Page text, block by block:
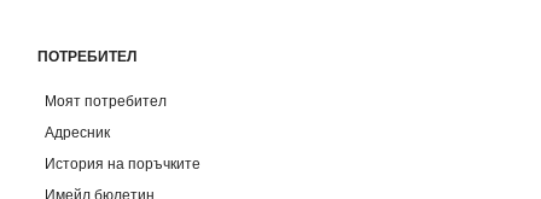
ПОТРЕБИТЕЛ
Моят потребител
Адресник
История на поръчките
Имейл бюлетин